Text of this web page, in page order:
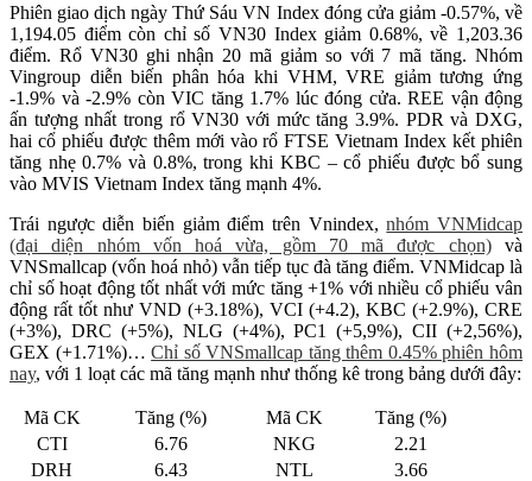
Phiên giao dịch ngày Thứ Sáu VN Index đóng cửa giảm -0.57%, về
1,194.05 điểm còn chỉ số VN30 Index giảm 0.68%, về 1,203.36
điểm. Rổ VN30 ghi nhận 20 mã giảm so với 7 mã tăng. Nhóm
Vingroup diễn biến phân hóa khi VHM, VRE giảm tương ứng
-1.9% và -2.9% còn VIC tăng 1.7% lúc đóng cửa. REE vận động
ấn tượng nhất trong rổ VN30 với mức tăng 3.9%. PDR và DXG,
hai cổ phiếu được thêm mới vào rổ FTSE Vietnam Index kết phiên
tăng nhẹ 0.7% và 0.8%, trong khi KBC – cổ phiếu được bổ sung
vào MVIS Vietnam Index tăng mạnh 4%.
Trái ngược diễn biến giảm điểm trên Vnindex,nhóm VNMidcap
(đại diện nhóm vốn hoá vừa, gồm 70 mã được chọn)và
VNSmallcap (vốn hoá nhỏ) vẫn tiếp tục đà tăng điểm. VNMidcap là
chỉ số hoạt động tốt nhất với mức tăng +1% với nhiều cổ phiếu vân
động rất tốt như VND (+3.18%), VCI (+4.2), KBC (+2.9%), CRE
(+3%), DRC (+5%), NLG (+4%), PC1 (+5,9%), CII (+2,56%),
GEX (+1.71%)…Chỉ số VNSmallcap tăng thêm 0.45% phiên hôm
nay, với 1 loạt các mã tăng mạnh như thống kê trong bảng dưới đây:
Mã CK Tăng (%) Mã CK
Tăng (%)
CTI
6.76 NKG
2.21
DRH
6.43 NTL
3.66